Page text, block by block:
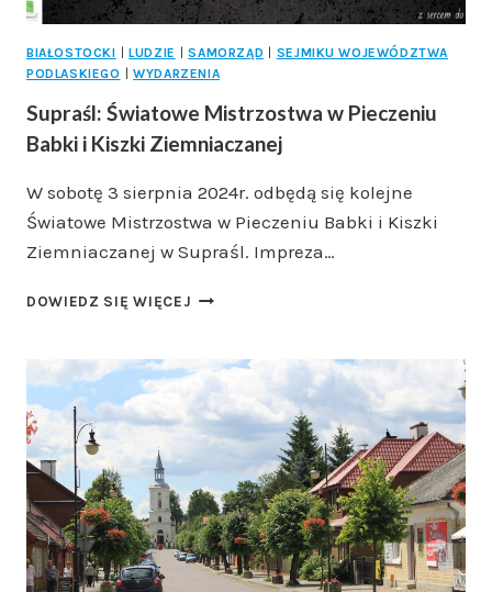
BIAŁOSTOCKI LUDZIE SAMORZĄD
SEJMIKU WOJEWÓDZTWA
PODLASKIEGO
WYDARZENIA
Supraśl: Światowe Mistrzostwa w Pieczeniu
Babki i Kiszki Ziemniaczanej
W sobotę 3 sierpnia 2024r. odbędą się kolejne
Światowe Mistrzostwa w Pieczeniu Babki i Kiszki
Ziemniaczanej w Supraśl. Impreza…
DOWIEDZ SIĘ WIĘCEJ SUPRAŚL:
PIECZENIU
BABKI
ZIEMNIACZANEJ